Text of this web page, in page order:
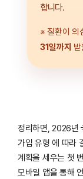
합니다.
※ 질환이 의
31일까지
정리하면, 2026년
가입 유형 에 따라
계획을 세우는 첫
모바일 앱을 통해